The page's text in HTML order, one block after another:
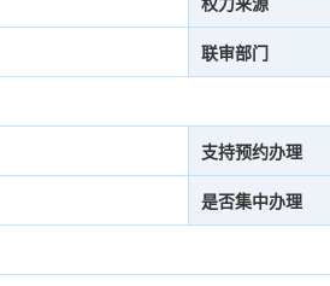
联审部门
支持预约办理
是否集中办理